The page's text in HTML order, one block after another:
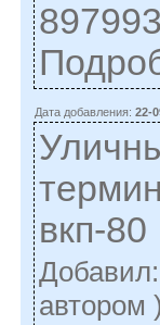
Дата добавления:22-
вкп-80
автором